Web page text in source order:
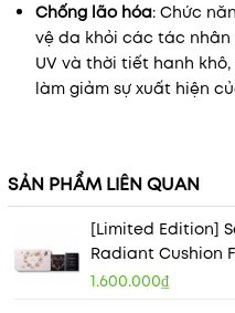
Chống lão hóa: Chức
vệ da khỏi các tác
UV và thời tiết hanh
làm giảm sự xuất hiện
SẢN PHẨM LIÊN QUAN
[Limited Edition]
Radiant Cushion
1.600.000₫